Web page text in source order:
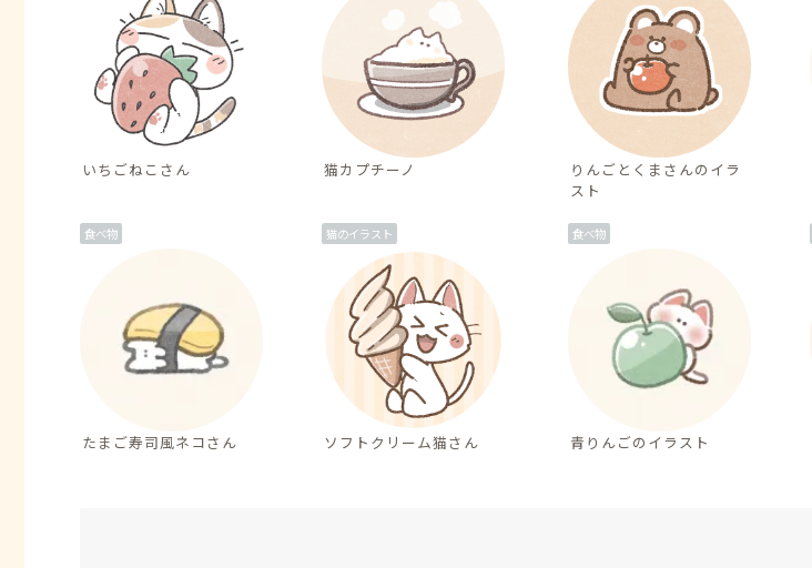
いちごねこさん 猫カプチーノ
りんごとくまさんのイラ
スト
食べ物
たまご寿司風ネコさん
猫のイラスト
ソフトクリーム猫さん
食べ物
青りんごのイラスト